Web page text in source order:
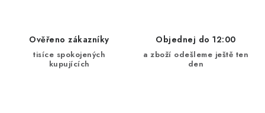
Ověřeno zákazníky
tisíce spokojených
kupujících
Objednej do 12:00
a zboží odešleme ještě ten
den